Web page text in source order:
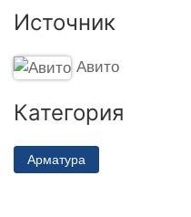
Источник
Авито
Категория
Арматура